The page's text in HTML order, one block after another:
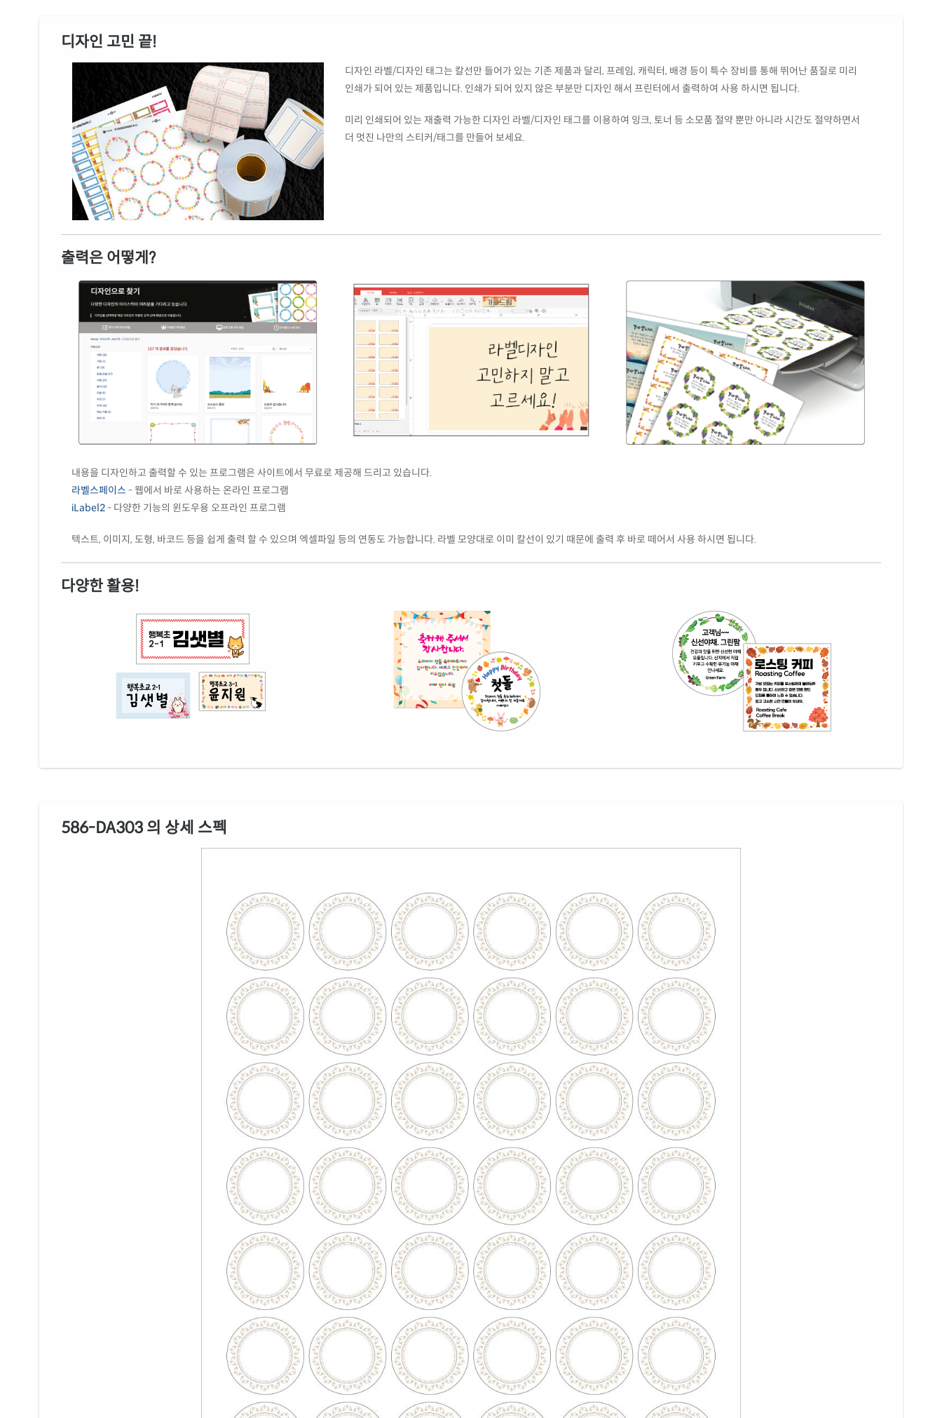
CL586TT-DA303레이저 전용
재질 설명
CL586LT-DA303 레이저 전용
디자인 고민 끝!
디자인 라벨/디자인 태그는 칼선만 들어가 있는 기존 제품과 달리, 프레임, 캐릭터, 배경 등이 특수 장비를 통해 뛰어난 품질로 미리
인쇄가 되어 있는 제품입니다. 인쇄가 되어 있지 않은 부분만 디자인 해서 프린터에서 출력하여 사용 하시면 됩니다.
미리 인쇄되어 있는 재출력 가능한 디자인 라벨/디자인 태그를 이용하여 잉크, 토너 등 소모품 절약 뿐만 아니라 시간도 절약하면서
더 멋진 나만의 스티커/태그를 만들어 보세요.
출력은 어떻게?
내용을 디자인하고 출력할 수 있는 프로그램은 사이트에서 무료로 제공해 드리고 있습니다.
라벨스페이스 - 웹에서 바로 사용하는 온라인 프로그램
iLabel2- 다양한 기능의 윈도우용 오프라인 프로그램
텍스트, 이미지, 도형, 바코드 등을 쉽게 출력 할 수 있으며 엑셀파일 등의 연동도 가능합니다. 라벨 모양대로 이미 칼선이 있기 때문에 출력 후 바로 떼어서 사용 하시면 됩니다.
다양한 활용!
586-DA303 의 상세 스펙